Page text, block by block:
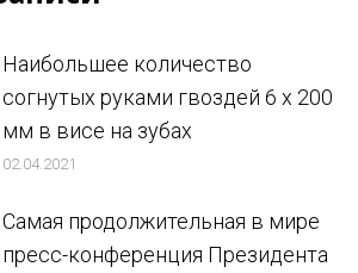
Наибольшее количество
согнутых руками гвоздей 6 x 200
мм в висе на зубах
02.04.2021
Самая продолжительная в мире
пресс-конференция Президента